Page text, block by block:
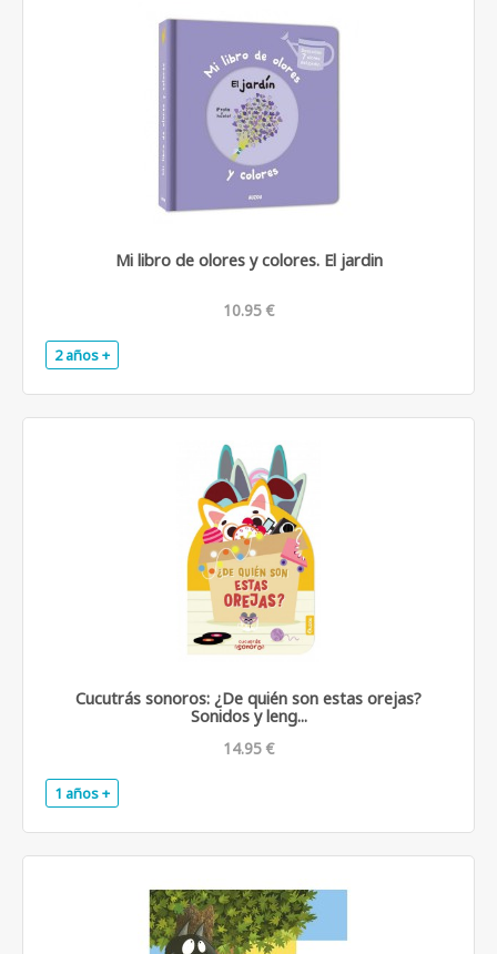
Mi libro de olores y colores. El jardin
10.95 €
2 años +
Cucutrás sonoros: ¿De quién son estas orejas?
Sonidos y leng...
14.95 €
1 años +